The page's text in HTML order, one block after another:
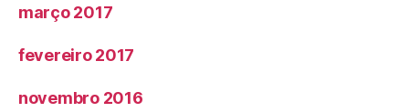
março 2017
fevereiro 2017
novembro 2016